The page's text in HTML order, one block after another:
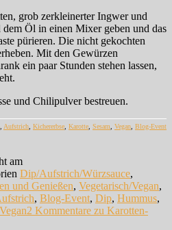
grob zerkleinerter Ingwer und
Öl in einen Mixer geben und das
pürieren. Die nicht gekochten
Mit den Gewürzen
ein paar Stunden stehen lassen,
und Chilipulver bestreuen.
Aufstrich Kichererbse Karotte Sesam Vegan Blog-Event
am
Dip/Aufstrich/Würzsauce,
und Genießen, Vegetarisch/Vegan,
, Blog-Event, Dip, Hummus,
Vegan2 Kommentare zu Karotten-